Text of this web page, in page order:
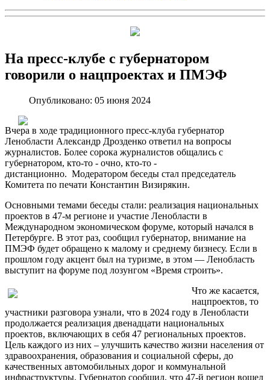
На пресс-клубе с губернатором
говорили о нацпроектах и ПМЭФ
Опубликовано: 05 июня 2024
Вчера в ходе традиционного пресс-клуба губернатор
Ленобласти Александр Дрозденко ответил на вопросы
журналистов. Более сорока журналистов общались с
губернатором, кто-то - очно, кто-то -
дистанционно. Модератором беседы стал председатель
Комитета по печати Константин Визирякин.
Основными темами беседы стали: реализация национальных
проектов в 47-м регионе и участие Ленобласти в
Международном экономическом форуме, который начался в
Петербурге. В этот раз, сообщил губернатор, внимание на
ПМЭФ будет обращено к малому и среднему бизнесу. Если в
прошлом году акцент был на туризме, в этом — Ленобласть
выступит на форуме под лозунгом «Время строить».
Что же касается,
нацпроектов, то
участники разговора узнали, что в 2024 году в Ленобласти
продолжается реализация двенадцати национальных
проектов, включающих в себя 47 региональных проектов.
Цель каждого из них – улучшить качество жизни населения от
здравоохранения, образования и социальной сферы, до
качественных автомобильных дорог и коммунальной
инфраструктуры. Губернатор сообщил, что 47-й регион вошел